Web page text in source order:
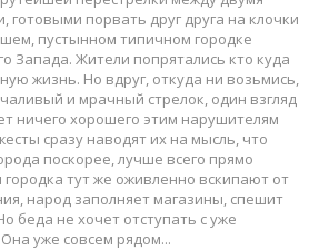
порвать друг друга на клочки
пустынном типичном городке
Запада. Жители попрятались кто куда
жизнь. Но вдруг, откуда ни возьмись,
и мрачный стрелок, один взгляд
ничего хорошего этим нарушителям
сразу наводят их на мысль, что
поскорее, лучше всего прямо
тут же оживленно вскипают от
народ заполняет магазины, спешит
беда не хочет отступать с уже
уже совсем рядом...